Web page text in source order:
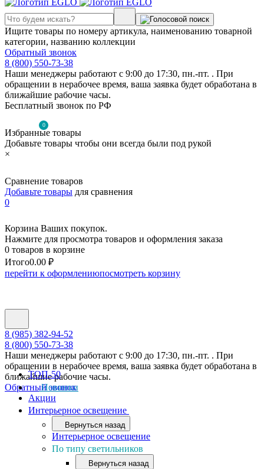
Ищите товары по номеру артикула, наименованию товарной
категории, названию коллекции
Обратный звонок
8 (800) 550-73-38
Наши менеджеры работают с 9:00 до 17:30, пн.-пт. . При
обращении в нерабочее время, ваша заявка будет обработана в
ближайшие рабочие часы.
Бесплатный звонок по РФ
0
Избранные товары
Добавьте товары чтобы они всегда были под рукой
×
Сравнение товаров
Добавьте товары для сравнения
0
Корзина Ваших покупок.
Нажмите для просмотра товаров и оформления заказа
0 товаров в корзине
Итого0.00 ₽
перейти к оформлениюпосмотреть корзину
8 (985) 382-94-52
8 (800) 550-73-38
Наши менеджеры работают с 9:00 до 17:30, пн.-пт. . При
обращении в нерабочее время, ваша заявка будет обработана в
ближайшие рабочие часы.
Обратный звонок
ТОП-50
Новинки
Акции
Интерьерное освещение
Вернуться назад
Интерьерное освещение
По типу светильников
Вернуться назад